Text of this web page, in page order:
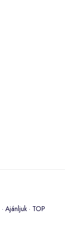
· Ajánljuk · TOP